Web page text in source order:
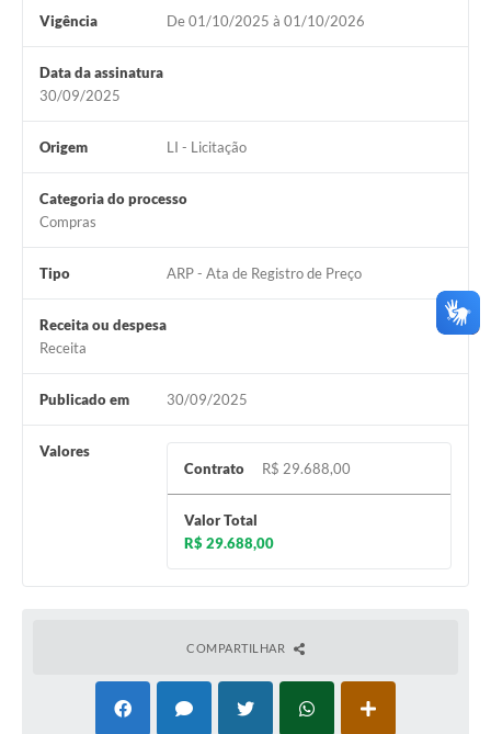
Vigência De 01/10/2025 à 01/10/2026
Data da assinatura
30/09/2025
Origem LI - Licitação
Categoria do processo
Compras
Tipo ARP - Ata de Registro de Preço
Receita ou despesa
Receita
Publicado em 30/09/2025
Valores
Contrato
R$ 29.688,00
Valor Total
R$ 29.688,00
COMPARTILHAR